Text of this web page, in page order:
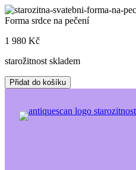
Skip
to
Forma srdce na pečení
1 980 Kč
starožitnost skladem
Forma
srdce
pečení
množství
Přidat do košíku